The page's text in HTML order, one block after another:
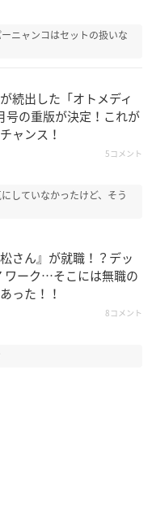
ニャンコはセットの扱いな
続出した「オトメディ
号の重版が決定！これが
ャンス！
5コメント
していなかったけど、そう
松さん』が就職！？デッ
ワーク…そこには無職の
った！！
8コメント